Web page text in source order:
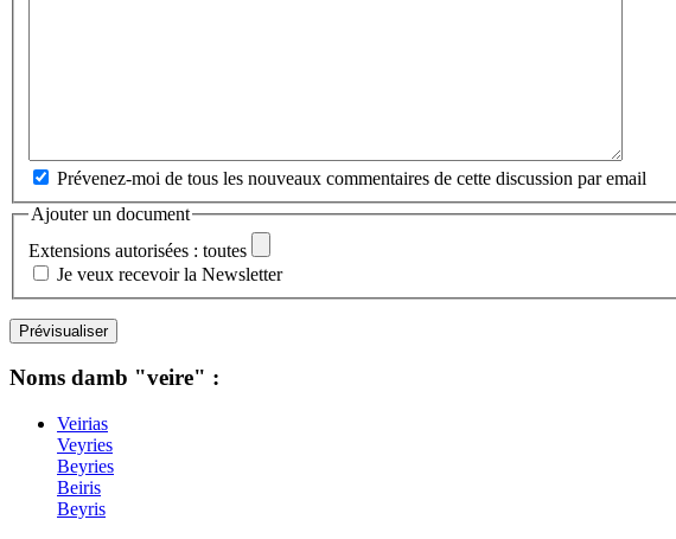
Prévenez-moi de tous les nouveaux commentaires de cette discussion par email
Ajouter un document
Extensions autorisées : toutes
Je veux recevoir la Newsletter
Noms damb "veire" :
Veirias
Veyries
Beyries
Beiris
Beyris